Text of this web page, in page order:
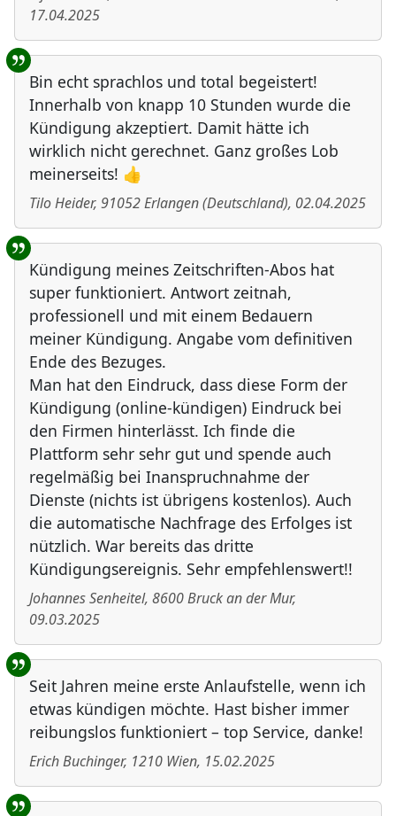
17.04.2025
Bin echt sprachlos und total begeistert!
Innerhalb von knapp 10 Stunden wurde die
Kündigung akzeptiert. Damit hätte ich
wirklich nicht gerechnet. Ganz großes Lob
meinerseits! 👍
Tilo Heider, 91052Erlangen(Deutschland), 02.04.2025
Kündigung meines Zeitschriften-Abos hat
super funktioniert. Antwort zeitnah,
professionell und mit einem Bedauern
meiner Kündigung. Angabe vom definitiven
Ende des Bezuges.
Man hat den Eindruck, dass diese Form der
Kündigung (online-kündigen) Eindruck bei
den Firmen hinterlässt. Ich finde die
Plattform sehr sehr gut und spende auch
regelmäßig bei Inanspruchnahme der
Dienste (nichts ist übrigens kostenlos). Auch
die automatische Nachfrage des Erfolges ist
nützlich. War bereits das dritte
Kündigungsereignis. Sehr empfehlenswert!!
Johannes Senheitel, 8600Bruck an der Mur,
09.03.2025
Seit Jahren meine erste Anlaufstelle, wenn ich
etwas kündigen möchte. Hast bisher immer
reibungslos funktioniert – top Service, danke!
Erich Buchinger, 1210 Wien, 15.02.2025